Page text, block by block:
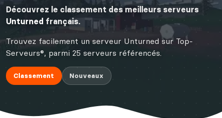
Découvrez le classement des meilleurs serveurs
Unturned français.
Trouvez facilement un serveur Unturned sur Top-
Serveurs®, parmi 25 serveurs référencés.
Classement Nouveaux